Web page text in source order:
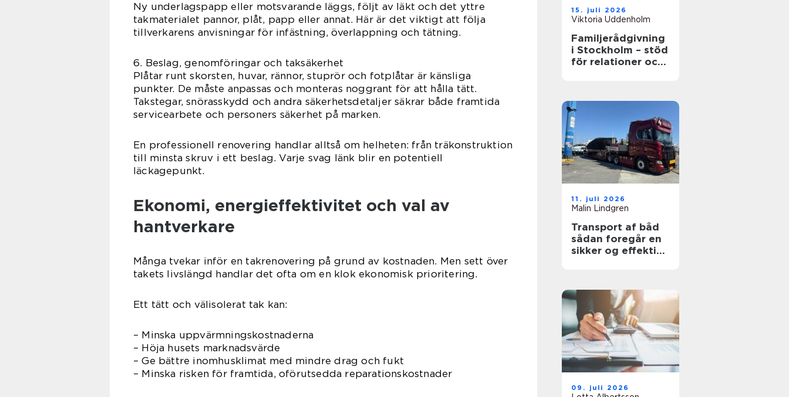
Ny underlagspapp eller motsvarande läggs, följt av läkt och det yttre
takmaterialet pannor, plåt, papp eller annat. Här är det viktigt att följa
tillverkarens anvisningar för infästning, överlappning och tätning.
6. Beslag, genomföringar och taksäkerhet
Plåtar runt skorsten, huvar, rännor, stuprör och fotplåtar är känsliga
punkter. De måste anpassas och monteras noggrant för att hålla tätt.
Takstegar, snörasskydd och andra säkerhetsdetaljer säkrar både framtida
servicearbete och personers säkerhet på marken.
En professionell renovering handlar alltså om helheten: från träkonstruktion
till minsta skruv i ett beslag. Varje svag länk blir en potentiell
läckagepunkt.
Ekonomi, energieffektivitet och val av
hantverkare
Många tvekar inför en takrenovering på grund av kostnaden. Men sett över
takets livslängd handlar det ofta om en klok ekonomisk prioritering.
Ett tätt och välisolerat tak kan:
– Minska uppvärmningskostnaderna
– Höja husets marknadsvärde
– Ge bättre inomhusklimat med mindre drag och fukt
– Minska risken för framtida, oförutsedda reparationskostnader
15. juli 2026
Viktoria Uddenholm
Familjerådgivning
i Stockholm – stöd
för relationer och
11. juli 2026
Malin Lindgren
Transport af båd
sådan foregår en
sikker og effektiv
09. juli 2026